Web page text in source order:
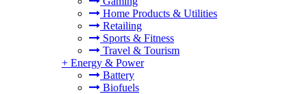
Home Products & Utilities
Retailing
Sports & Fitness
Travel & Tourism
+ Energy & Power
Battery
Biofuels